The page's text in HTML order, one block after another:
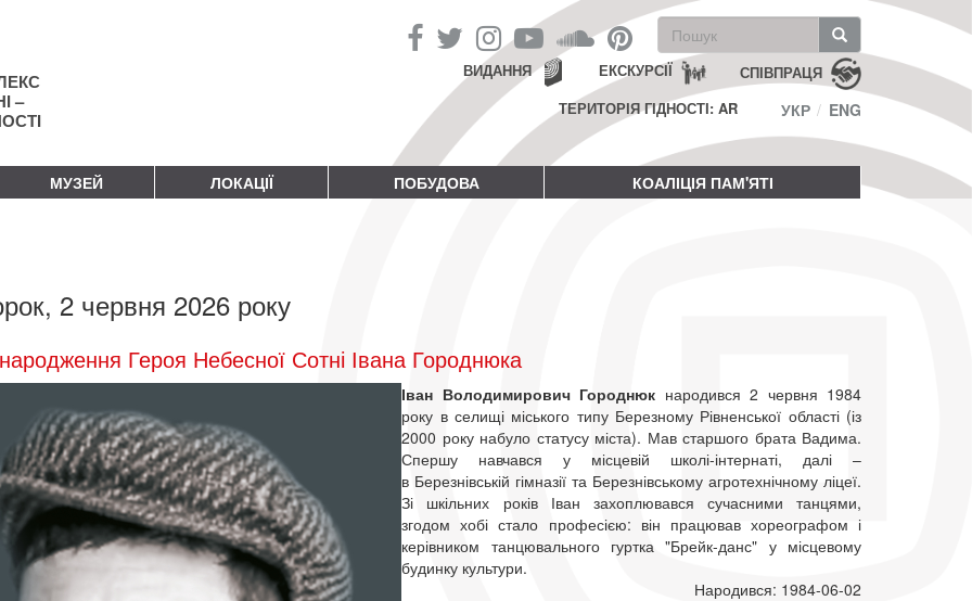
–
Пошукова
форма
Пошук СПІВПРАЦЯ
ЕКСКУРСІЇ
ВИДАННЯ
ТЕРИТОРІЯ ГІДНОСТІ: AR
УКР ENG
МУЗЕЙ ЛОКАЦІЇ ПОБУДОВА КОАЛІЦІЯ ПАМ'ЯТІ
2 червня 2026 року
Героя Небесної Сотні Івана Городнюка
Іван Володимирович Городнюк народився 2 червня 1984
року в селищі міського типу Березному Рівненської області (із
2000 року набуло статусу міста). Мав старшого брата Вадима.
Спершу навчався у місцевій школі-інтернаті, далі –
в Березнівській гімназії та Березнівському агротехнічному ліцеї.
Зі шкільних років Іван захоплювався сучасними танцями,
згодом хобі стало професією: він працював хореографом і
керівником танцювального гуртка "Брейк-данс" у місцевому
будинку культури.
Народився: 1984-06-02